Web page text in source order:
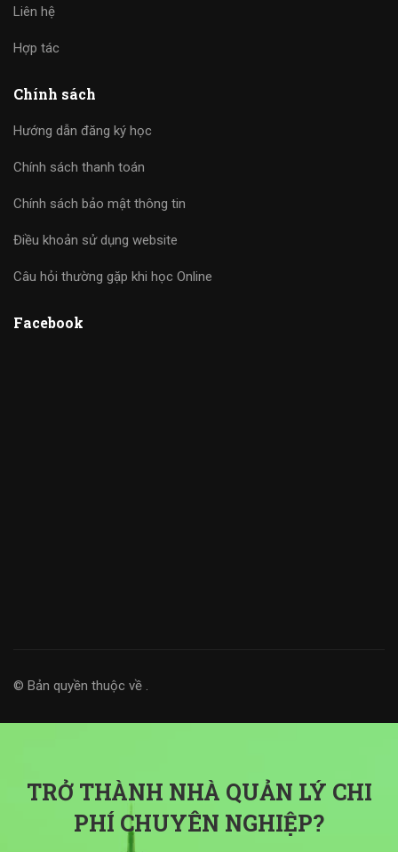
Liên hệ
Hợp tác
Chính sách
Hướng dẫn đăng ký học
Chính sách thanh toán
Chính sách bảo mật thông tin
Điều khoản sử dụng website
Câu hỏi thường gặp khi học Online
Facebook
© Bản quyền thuộc về .
TRỞ THÀNH NHÀ QUẢN LÝ CHI
PHÍ CHUYÊN NGHIỆP?